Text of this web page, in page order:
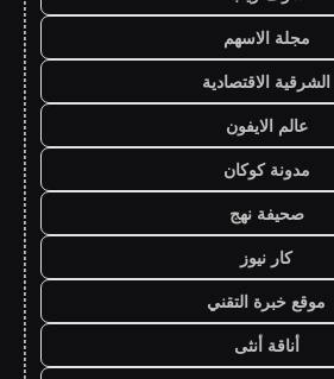
مجلة الاسهم
الشرقية الاقتصادية
عالم الايفون
مدونة كوكان
صحيفة نهج
كار نيوز
موقع خبرة التقني
أناقة أنثى